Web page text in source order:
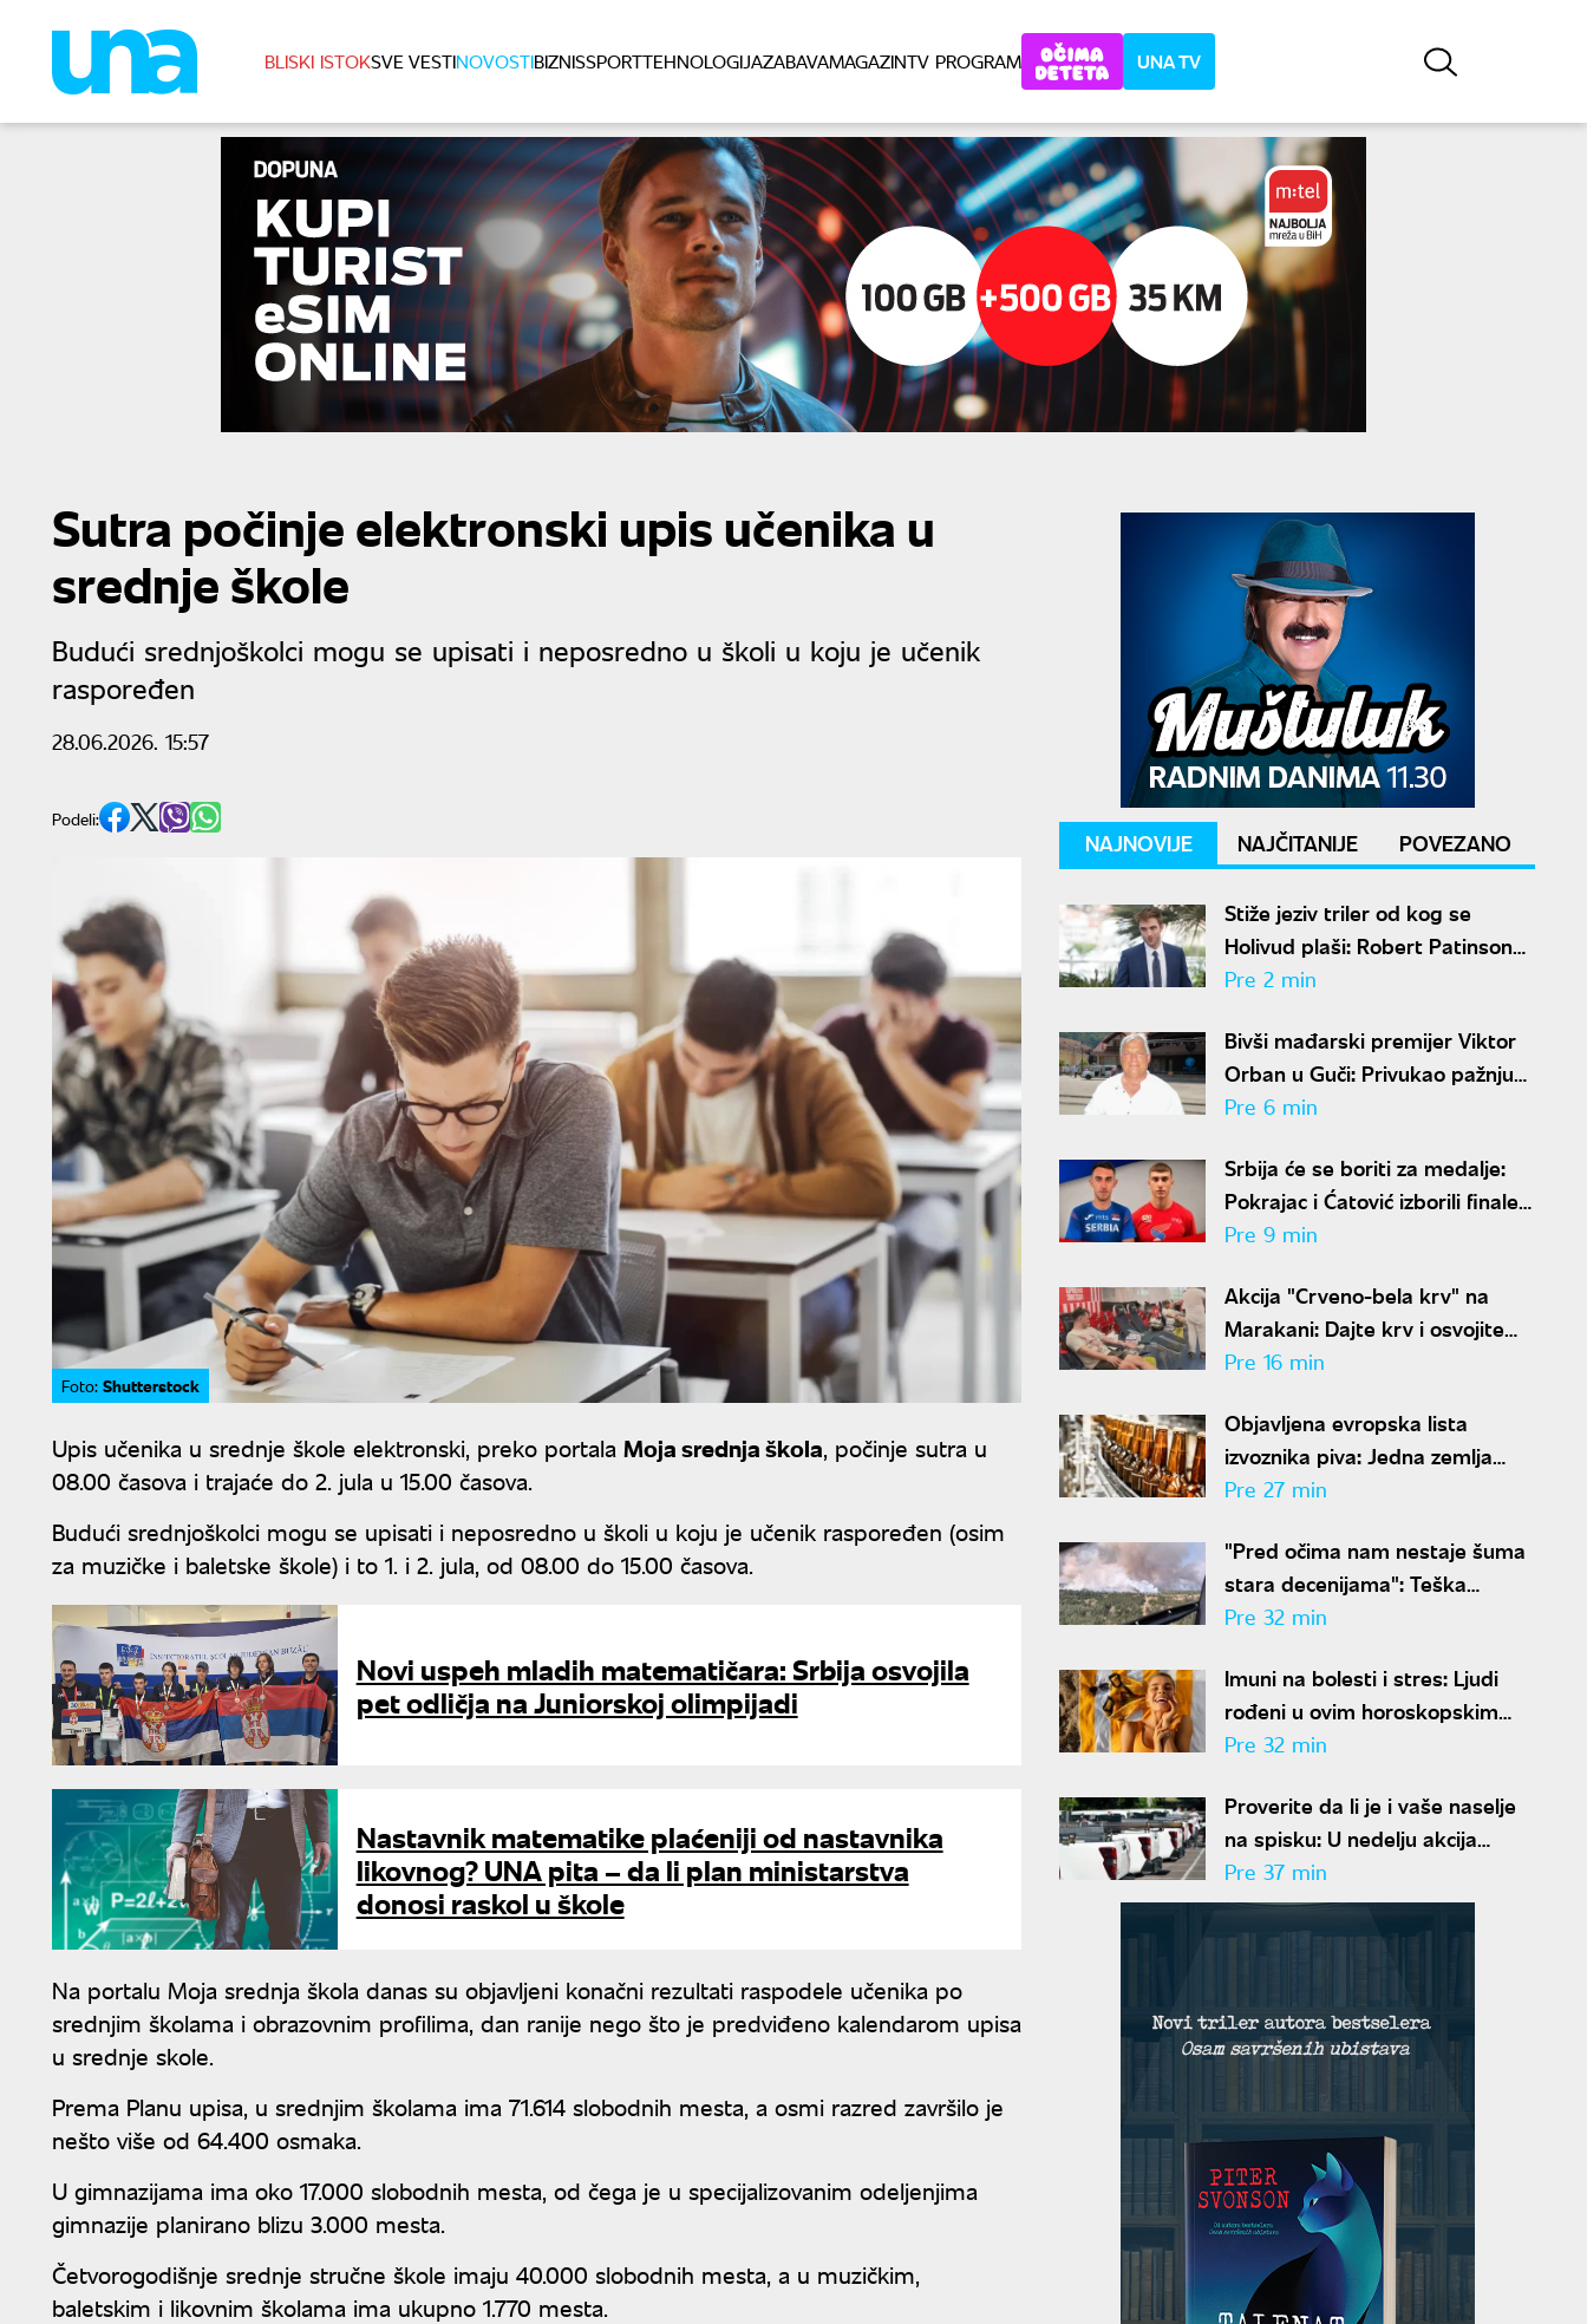
BLISKI ISTOKSVE VESTINOVOSTIBIZNISSPORTTEHNOLOGIJAZABAVAMAGAZINTV PROGRAM UNA TV
Sutra počinje elektronski upis učenika u
srednje škole
Budući srednjoškolci mogu se upisati i neposredno u školi u koju je učenik
raspoređen
28.06.2026. 15:57
Podeli:
Foto: Shutterstock
Upis učenika u srednje škole elektronski, preko portala Moja srednja škola, počinje sutra u
08.00 časova i trajaće do 2. jula u 15.00 časova.
Budući srednjoškolci mogu se upisati i neposredno u školi u koju je učenik raspoređen (osim
za muzičke i baletske škole) i to 1. i 2. jula, od 08.00 do 15.00 časova.
Novi uspeh mladih matematičara: Srbija osvojila
pet odličja na Juniorskoj olimpijadi
Nastavnik matematike plaćeniji od nastavnika
likovnog? UNA pita – da li plan ministarstva
donosi raskol u škole
Na portalu Moja srednja škola danas su objavljeni konačni rezultati raspodele učenika po
srednjim školama i obrazovnim profilima, dan ranije nego što je predviđeno kalendarom upisa
u srednje skole.
Prema Planu upisa, u srednjim školama ima 71.614 slobodnih mesta, a osmi razred završilo je
nešto više od 64.400 osmaka.
U gimnazijama ima oko 17.000 slobodnih mesta, od čega je u specijalizovanim odeljenjima
gimnazije planirano blizu 3.000 mesta.
Četvorogodišnje srednje stručne škole imaju 40.000 slobodnih mesta, a u muzičkim,
baletskim i likovnim školama ima ukupno 1.770 mesta.
NAJNOVIJE NAJČITANIJE POVEZANO
Stiže jeziv triler od kog se
Holivud plaši: Robert Patinson
neprepoznatljiv u ulozi slavnog
Pre 2 min
Bivši mađarski premijer Viktor
Orban u Guči: Privukao pažnju
posetilaca Sabora
Pre 6 min
Srbija će se boriti za medalje:
Pokrajac i Ćatović izborili finale
Svetskog prvenstva u Judžinu
Pre 9 min
Akcija "Crveno-bela krv" na
Marakani: Dajte krv i osvojite
kartu za Ligu šampiona
Pre 16 min
Objavljena evropska lista
izvoznika piva: Jedna zemlja
ubedljivo prednjači
Pre 27 min
"Pred očima nam nestaje šuma
stara decenijama": Teška
situacija sa požarima širom
Pre 32 min
Imuni na bolesti i stres: Ljudi
rođeni u ovim horoskopskim
znakovima imaju čelično
potpuno izdvaja
Pre 32 min
Proverite da li je i vaše naselje
na spisku: U nedelju akcija
suzbijanja komaraca u
Beogradu
Pre 37 min